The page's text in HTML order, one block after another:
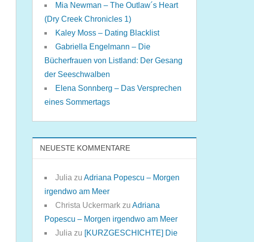
Mia Newman – The Outlaw´s Heart
(Dry Creek Chronicles 1)
Kaley Moss – Dating Blacklist
Gabriella Engelmann – Die
Bücherfrauen von Listland: Der Gesang
der Seeschwalben
Elena Sonnberg – Das Versprechen
eines Sommertags
NEUESTE KOMMENTARE
Julia zuAdriana Popescu – Morgen
irgendwo am Meer
Christa Uckermark zuAdriana
Popescu – Morgen irgendwo am Meer
Julia zu [KURZGESCHICHTE] Die